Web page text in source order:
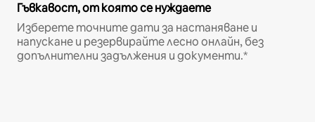
Гъвкавост, от която се нуждаете
Изберете точните дати за настаняване и
напускане и резервирайте лесно онлайн, без
допълнителни задължения и документи.*